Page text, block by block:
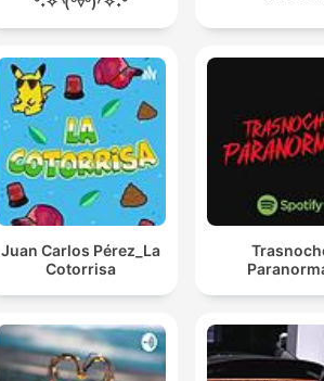
Juan Carlos Pérez_La
Cotorrisa